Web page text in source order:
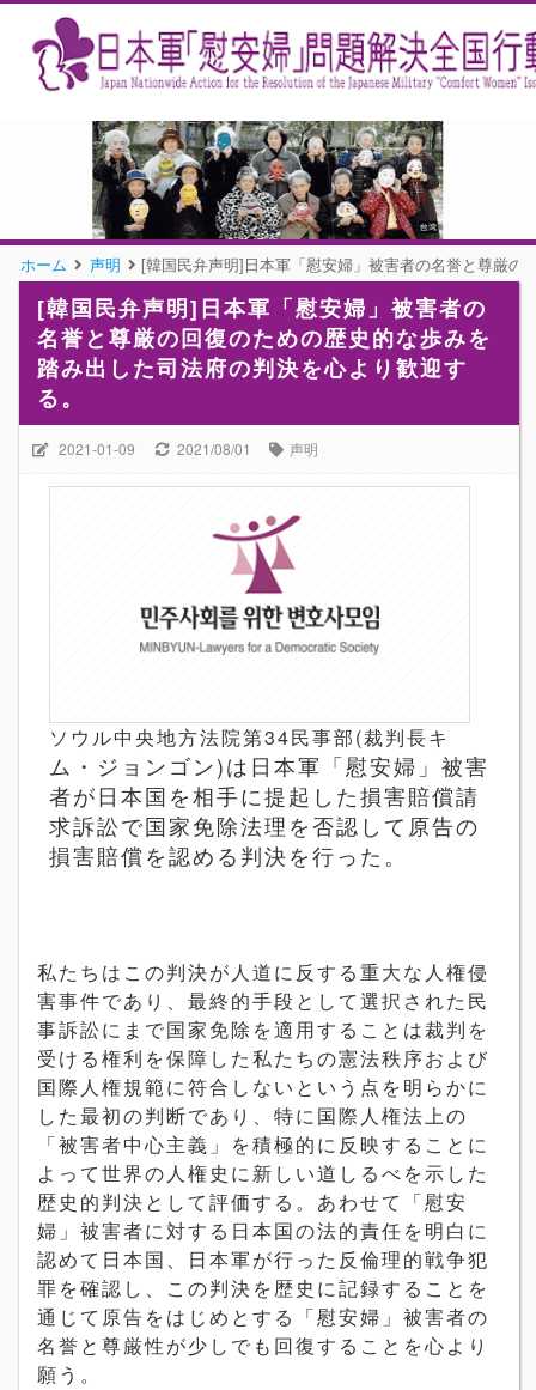
ホーム 声明 [韓国民弁声明]日本軍「慰安婦」被害者の名誉と尊厳
[韓国民弁声明]日本軍「慰安婦」被害者の
名誉と尊厳の回復のための歴史的な歩みを
踏み出した司法府の判決を心より歓迎す
る。
2021-01-09 2021/08/01 声明
ソウル中央地方法院第34民事部(裁判長キ
ム・ジョンゴン)は日本軍「慰安婦」被害
者が日本国を相手に提起した損害賠償請
求訴訟で国家免除法理を否認して原告の
損害賠償を認める判決を行った。
私たちはこの判決が人道に反する重大な人権侵
害事件であり、最終的手段として選択された民
事訴訟にまで国家免除を適用することは裁判を
受ける権利を保障した私たちの憲法秩序および
国際人権規範に符合しないという点を明らかに
した最初の判断であり、特に国際人権法上の
「被害者中心主義」を積極的に反映することに
よって世界の人権史に新しい道しるべを示した
歴史的判決として評価する。あわせて「慰安
婦」被害者に対する日本国の法的責任を明白に
認めて日本国、日本軍が行った反倫理的戦争犯
罪を確認し、この判決を歴史に記録することを
通じて原告をはじめとする「慰安婦」被害者の
名誉と尊厳性が少しでも回復することを心より
願う。